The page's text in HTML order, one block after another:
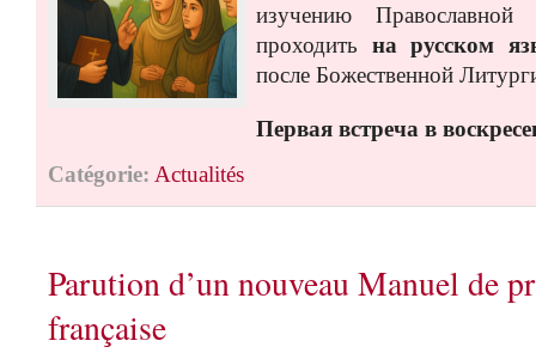
изучению
проходить на русском
после Божественной
Первая встреча в
Catégorie: Actualités
Parution d’un nouveau Manuel de
française